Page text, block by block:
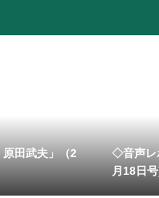
田武夫」（2
◇音声レ
月18日